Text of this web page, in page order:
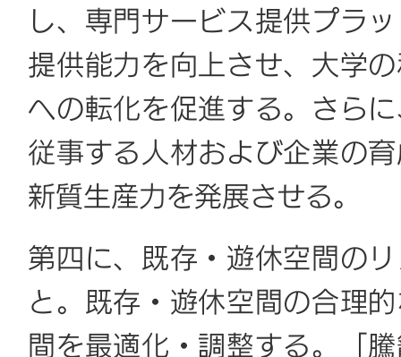
し、専門サービス提供プラ
提供能力を向上させ、大学
への転化を促進する。さら
従事する人材および企業の
新質生産力を発展させる。
第四に、既存・遊休空間の
と。既存・遊休空間の合理
間を最適化・調整する。「